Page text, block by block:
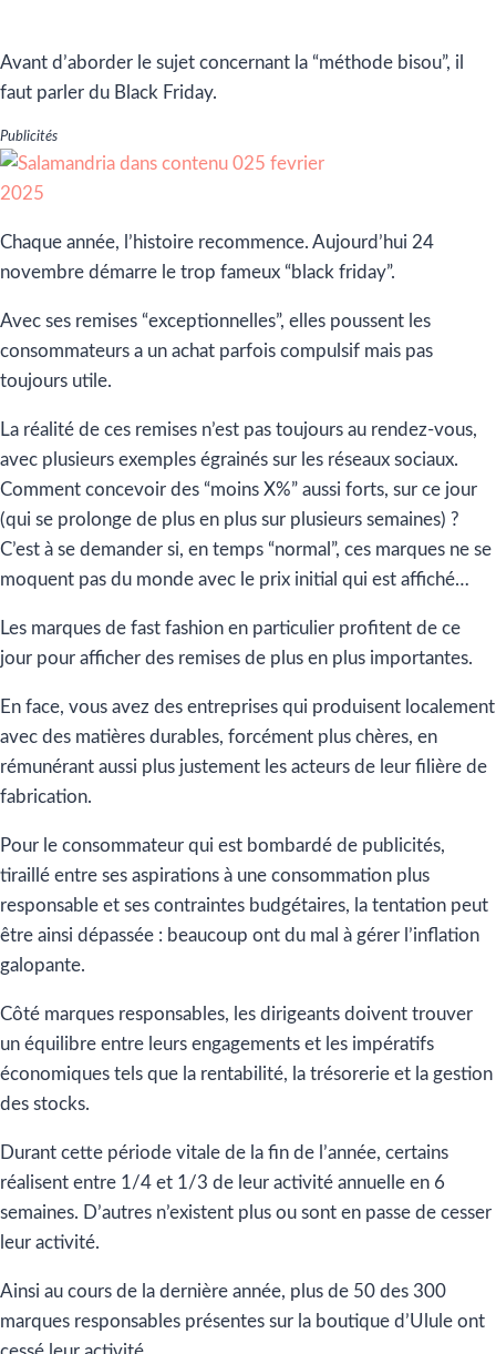
Avant d’aborder le sujet concernant la “méthode bisou”, il
faut parler du Black Friday.
Publicités
Chaque année, l’histoire recommence. Aujourd’hui 24
novembre démarre le trop fameux “black friday”.
Avec ses remises “exceptionnelles”, elles poussent les
consommateurs a un achat parfois compulsif mais pas
toujours utile.
La réalité de ces remises n’est pas toujours au rendez-vous,
avec plusieurs exemples égrainés sur les réseaux sociaux.
Comment concevoir des “moins X%” aussi forts, sur ce jour
(qui se prolonge de plus en plus sur plusieurs semaines) ?
C’est à se demander si, en temps “normal”, ces marques ne se
moquent pas du monde avec le prix initial qui est affiché…
Les marques de fast fashion en particulier profitent de ce
jour pour afficher des remises de plus en plus importantes.
En face, vous avez des entreprises qui produisent localement
avec des matières durables, forcément plus chères, en
rémunérant aussi plus justement les acteurs de leur filière de
fabrication.
Pour le consommateur qui est bombardé de publicités,
tiraillé entre ses aspirations à une consommation plus
responsable et ses contraintes budgétaires, la tentation peut
être ainsi dépassée : beaucoup ont du mal à gérer l’inflation
galopante.
Côté marques responsables, les dirigeants doivent trouver
un équilibre entre leurs engagements et les impératifs
économiques tels que la rentabilité, la trésorerie et la gestion
des stocks.
Durant cette période vitale de la fin de l’année, certains
réalisent entre 1/4 et 1/3 de leur activité annuelle en 6
semaines. D’autres n’existent plus ou sont en passe de cesser
leur activité.
Ainsi au cours de la dernière année, plus de 50 des 300
marques responsables présentes sur la boutique d’Ulule ont